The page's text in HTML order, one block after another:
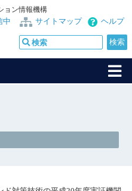
ョン情報機構
ヘルプ
サイトマップ
中